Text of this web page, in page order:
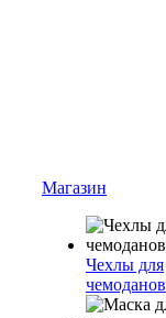
Магазин
Чехлы для
чемоданов